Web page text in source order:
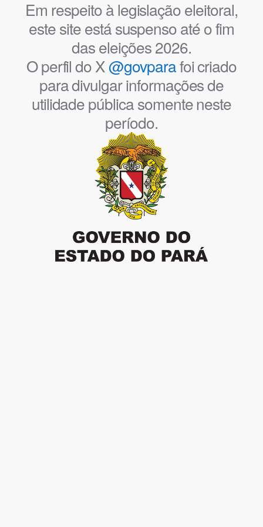
Em respeito à legislação eleitoral,
este site está suspenso até o fim
das eleições 2026.
O perfil do X@govparafoi criado
para divulgar informações de
utilidade pública somente neste
período.